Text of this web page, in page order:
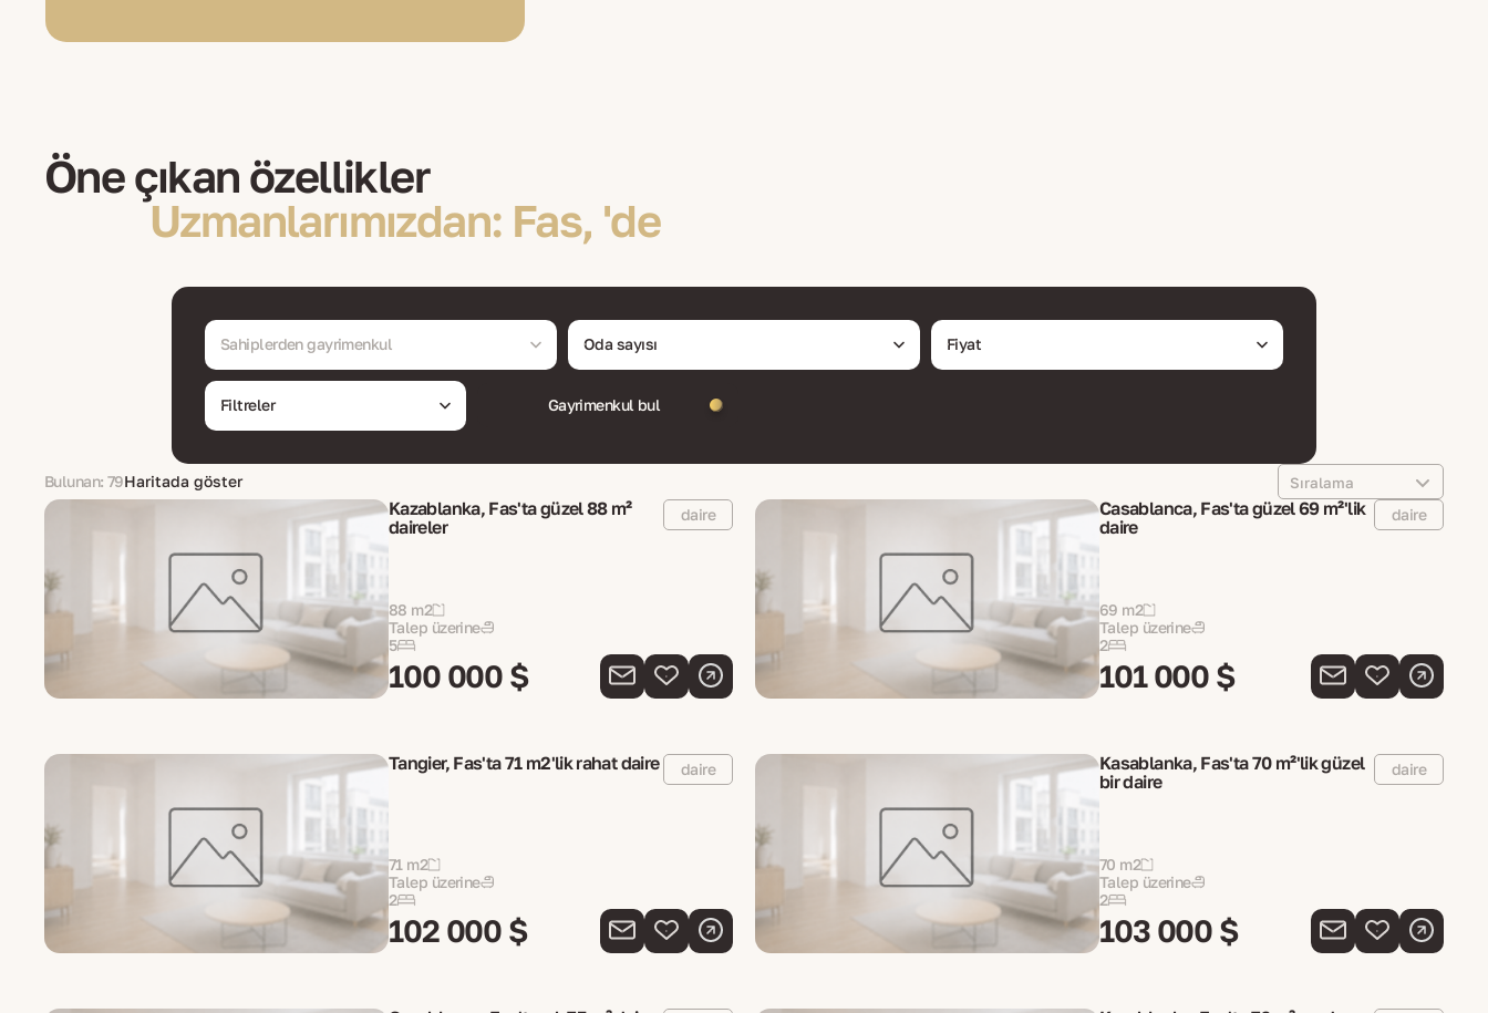
Öne çıkan özellikler
Uzmanlarımızdan: Fas, 'de
Sahiplerden gayrimenkul Oda sayısı Fiyat
Filtreler Gayrimenkul bul
Bulunan: 79Haritada göster Sıralama
Kazablanka, Fas'ta güzel 88 m²
daireler
daire
88 m2
Talep üzerine
5
100 000 $
Casablanca, Fas'ta güzel 69 m²'lik
daire
daire
69 m2
Talep üzerine
2
101 000 $
Tangier, Fas'ta 71 m2'lik rahat daire daire
71 m2
Talep üzerine
2
102 000 $
Kasablanka, Fas'ta 70 m²'lik güzel
bir daire
daire
70 m2
Talep üzerine
2
103 000 $